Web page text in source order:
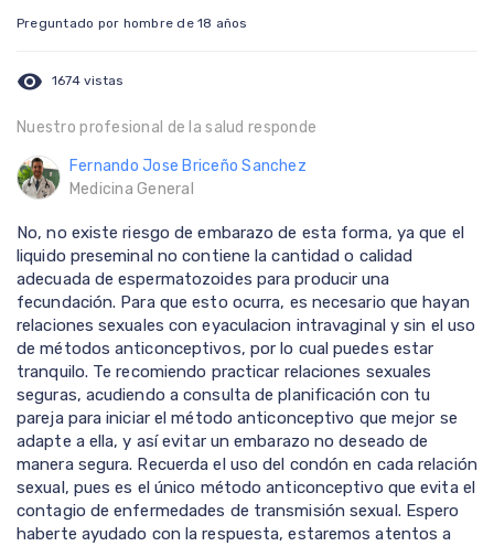
Preguntado por hombre de 18 años
visibility 1674 vistas
Nuestro profesional de la salud responde
Fernando Jose Briceño Sanchez
Medicina General
No, no existe riesgo de embarazo de esta forma, ya que el
liquido preseminal no contiene la cantidad o calidad
adecuada de espermatozoides para producir una
fecundación. Para que esto ocurra, es necesario que hayan
relaciones sexuales con eyaculacion intravaginal y sin el uso
de métodos anticonceptivos, por lo cual puedes estar
tranquilo. Te recomiendo practicar relaciones sexuales
seguras, acudiendo a consulta de planificación con tu
pareja para iniciar el método anticonceptivo que mejor se
adapte a ella, y así evitar un embarazo no deseado de
manera segura. Recuerda el uso del condón en cada relación
sexual, pues es el único método anticonceptivo que evita el
contagio de enfermedades de transmisión sexual. Espero
haberte ayudado con la respuesta, estaremos atentos a